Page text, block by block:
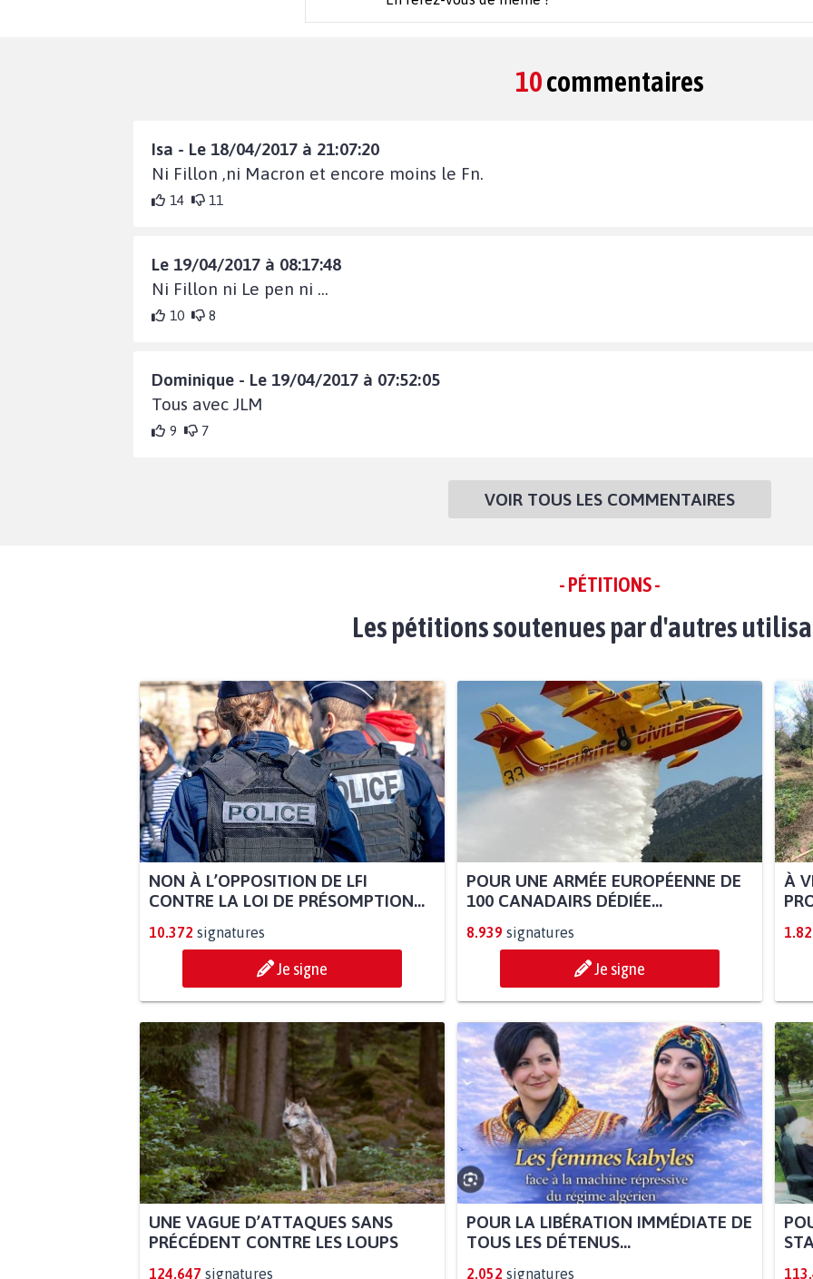
10commentaires
Isa - Le 18/04/2017 à 21:07:20
Ni Fillon ,ni Macron et encore moins le Fn.
14 11
Le 19/04/2017 à 08:17:48
Ni Fillon ni Le pen ni ...
10 8
Dominique - Le 19/04/2017 à 07:52:05
Tous avec JLM
9 7
VOIR TOUS LES COMMENTAIRES
- PÉTITIONS -
Les pétitions soutenues par d'autres
NON À L’OPPOSITION DE LFI
CONTRE LA LOI DE PRÉSOMPTION...
10.372 signatures
Je signe
POUR UNE ARMÉE EUROPÉENNE DE
100 CANADAIRS DÉDIÉE...
8.939 signatures
Je signe
À
UNE VAGUE D’ATTAQUES SANS
PRÉCÉDENT CONTRE LES LOUPS
124.647 signatures
POUR LA LIBÉRATION IMMÉDIATE DE
TOUS LES DÉTENUS...
2.052 signatures